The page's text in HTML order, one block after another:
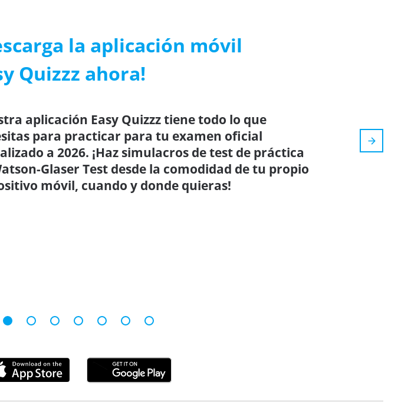
la aplicación móvil
Quizzz ahora!
aplicación Easy Quizzz tiene todo lo que
para practicar para tu examen oficial
a 2026. ¡Haz simulacros de test de práctica
Glaser Test desde la comodidad de tu propio
móvil, cuando y donde quieras!